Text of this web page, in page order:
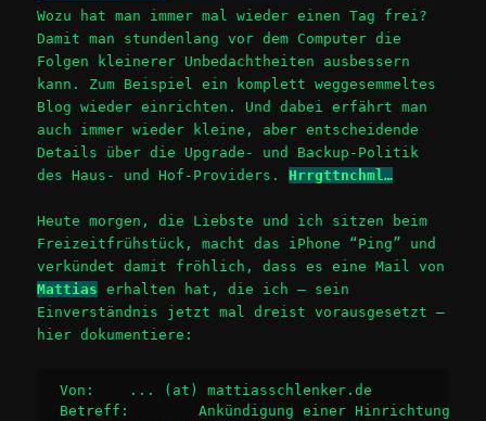
Wozu hat man immer mal wieder einen Tag frei?
Damit man stundenlang vor dem Computer die
Folgen kleinerer Unbedachtheiten ausbessern
kann. Zum Beispiel ein komplett weggesemmeltes
Blog wieder einrichten. Und dabei erfährt man
auch immer wieder kleine, aber entscheidende
Details über die Upgrade- und Backup-Politik
des Haus- und Hof-Providers. Hrrgttnchml…
Heute morgen, die Liebste und ich sitzen beim
Freizeitfrühstück, macht das iPhone “Ping” und
verkündet damit fröhlich, dass es eine Mail von
Mattias erhalten hat, die ich – sein
Einverständnis jetzt mal dreist vorausgesetzt –
hier dokumentiere:
Von: 	... (at) mattiasschlenker.de
Betreff: 	Ankündigung einer Hinrichtung?